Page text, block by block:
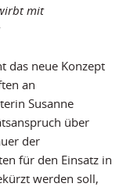
mit
das neue Konzept
an
Susanne
über
der
für den Einsatz in
werden soll,